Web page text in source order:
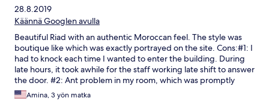
28.8.2019
Käännä Googlen avulla
Beautiful Riad with an authentic Moroccan feel. The style was
boutique like which was exactly portrayed on the site. Cons:#1: I
had to knock each time I wanted to enter the building. During
late hours, it took awhile for the staff working late shift to answer
the door. #2: Ant problem in my room, which was promptly
cleaned by staff.
Amina, 3 yön matka